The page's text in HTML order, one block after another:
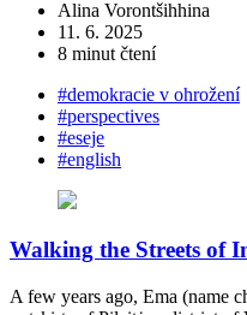
Alina Vorontšihhina
11. 6. 2025
8 minut čtení
#demokracie v ohrožení
#perspectives
#eseje
#english
Walking the Streets of
A few years ago, Ema (name